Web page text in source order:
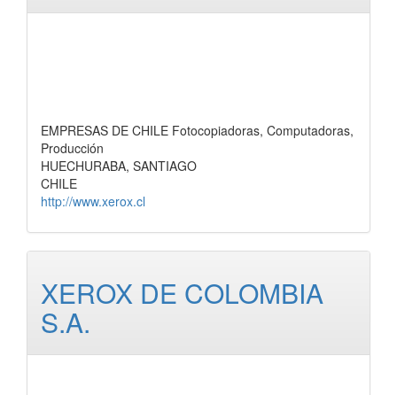
EMPRESAS DE CHILE Fotocopiadoras, Computadoras,
Producción
HUECHURABA, SANTIAGO
CHILE
http://www.xerox.cl
XEROX DE COLOMBIA
S.A.